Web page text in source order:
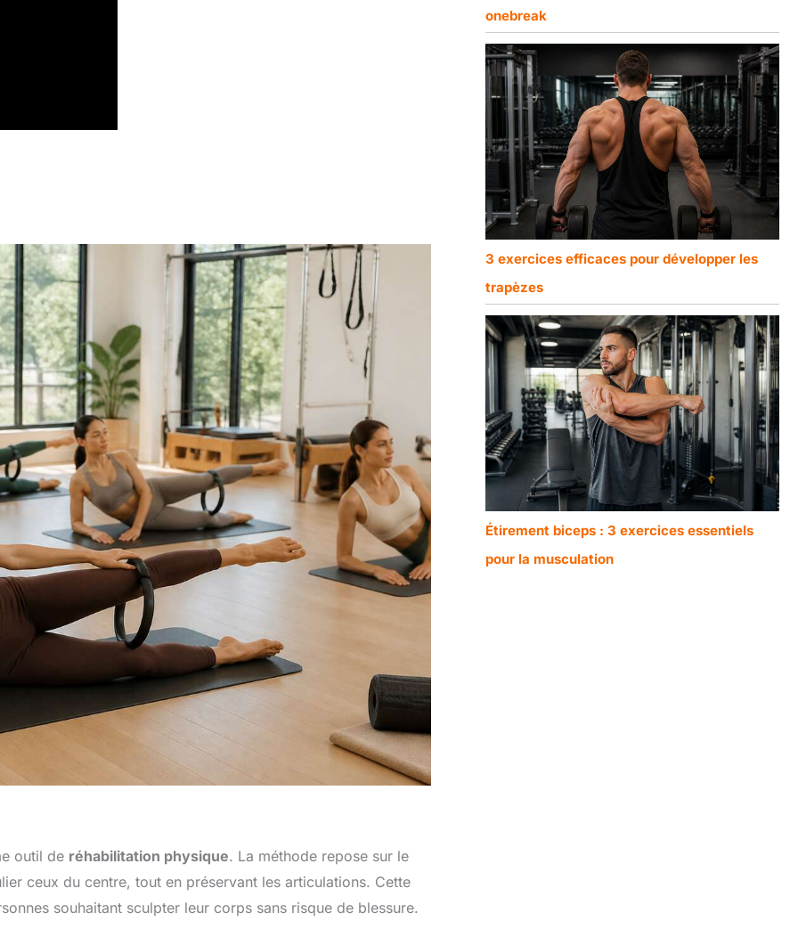
outil de réhabilitation physique. La méthode repose sur le
ceux du centre, tout en préservant les articulations. Cette
souhaitant sculpter leur corps sans risque de blessure.
onebreak
3 exercices efficaces pour développer les
trapèzes
Étirement biceps : 3 exercices essentiels
pour la musculation